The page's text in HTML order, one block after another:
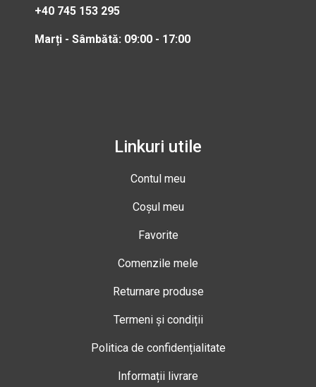
+40 745 153 295
Marți - Sâmbătă: 09:00 - 17:00
Linkuri utile
Contul meu
Coșul meu
Favorite
Comenzile mele
Returnare produse
Termeni și condiții
Politica de confidențialitate
Informații livrare